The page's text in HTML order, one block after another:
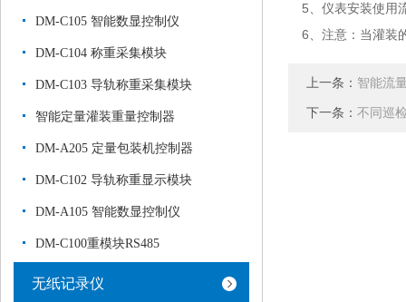
DM-C105 智能数显控制仪
DM-C104 称重采集模块
DM-C103 导轨称重采集模块
智能定量灌装重量控制器
DM-A205 定量包装机控制器
DM-C102 导轨称重显示模块
DM-A105 智能数显控制仪
DM-C100重模块RS485
无纸记录仪
5、仪表安装使用
6、注意：当灌装
上一条： 智能流
下一条： 不同巡